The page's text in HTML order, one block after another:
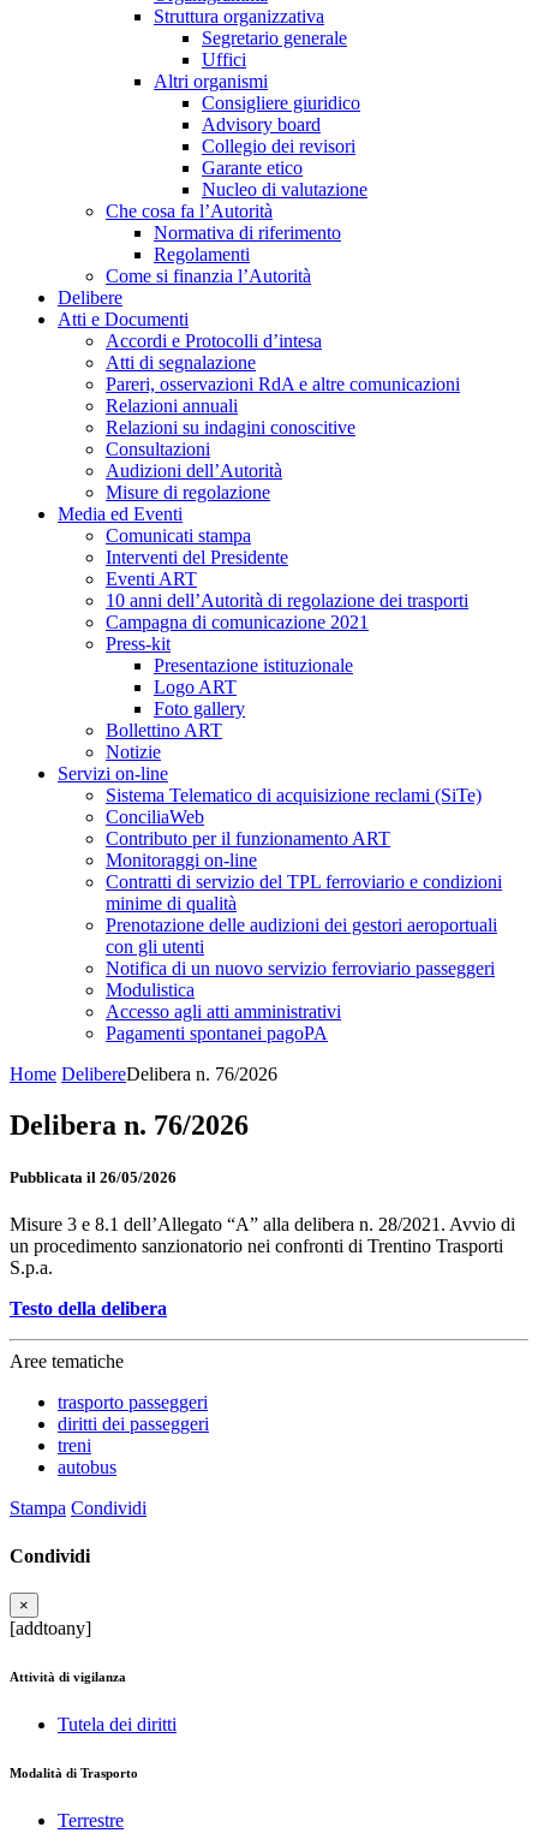
Struttura organizzativa
Segretario generale
Uffici
Altri organismi
Consigliere giuridico
Advisory board
Collegio dei revisori
Garante etico
Nucleo di valutazione
Che cosa fa l’Autorità
Normativa di riferimento
Regolamenti
Come si finanzia l’Autorità
Delibere
Atti e Documenti
Accordi e Protocolli d’intesa
Atti di segnalazione
Pareri, osservazioni RdA e altre comunicazioni
Relazioni annuali
Relazioni su indagini conoscitive
Consultazioni
Audizioni dell’Autorità
Misure di regolazione
Media ed Eventi
Comunicati stampa
Interventi del Presidente
Eventi ART
10 anni dell’Autorità di regolazione dei trasporti
Campagna di comunicazione 2021
Press-kit
Presentazione istituzionale
Logo ART
Foto gallery
Bollettino ART
Notizie
Servizi on-line
Sistema Telematico di acquisizione reclami (SiTe)
ConciliaWeb
Contributo per il funzionamento ART
Monitoraggi on-line
Contratti di servizio del TPL ferroviario e condizioni
minime di qualità
Prenotazione delle audizioni dei gestori aeroportuali
con gli utenti
Notifica di un nuovo servizio ferroviario passeggeri
Modulistica
Accesso agli atti amministrativi
Pagamenti spontanei pagoPA
Home DelibereDelibera n. 76/2026
Delibera n. 76/2026
Pubblicata il 26/05/2026
Misure 3 e 8.1 dell’Allegato “A” alla delibera n. 28/2021. Avvio di
un procedimento sanzionatorio nei confronti di Trentino Trasporti
S.p.a.
Testo della delibera
Aree tematiche
trasporto passeggeri
diritti dei passeggeri
treni
autobus
Stampa Condividi
Condividi
×
[addtoany]
Attività di vigilanza
Tutela dei diritti
Modalità di Trasporto
Terrestre